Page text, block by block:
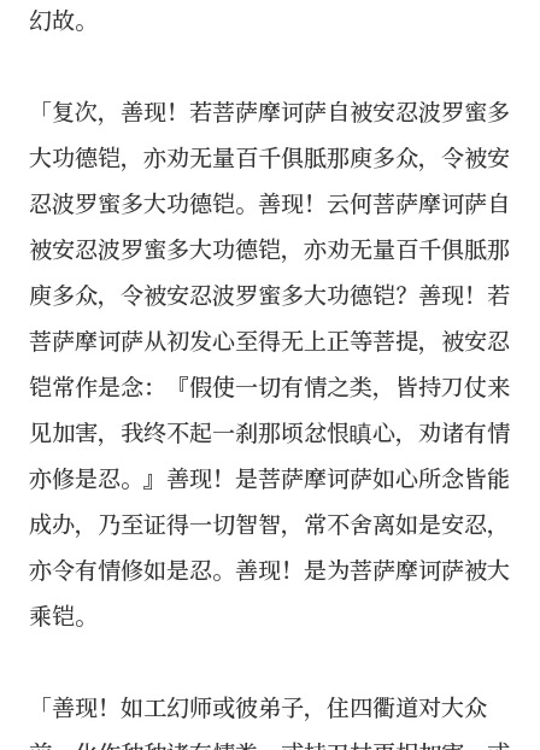
幻故。
「复次，善现！若菩萨摩诃萨自被安忍波罗蜜多
大功德铠，亦劝无量百千俱胝那庾多众，令被安
忍波罗蜜多大功德铠。善现！云何菩萨摩诃萨自
被安忍波罗蜜多大功德铠，亦劝无量百千俱胝那
庾多众，令被安忍波罗蜜多大功德铠？善现！若
菩萨摩诃萨从初发心至得无上正等菩提，被安忍
铠常作是念：『假使一切有情之类，皆持刀仗来
见加害，我终不起一刹那顷忿恨瞋心，劝诸有情
亦修是忍。』善现！是菩萨摩诃萨如心所念皆能
成办，乃至证得一切智智，常不舍离如是安忍，
亦令有情修如是忍。善现！是为菩萨摩诃萨被大
乘铠。
「善现！如工幻师或彼弟子，住四衢道对大众